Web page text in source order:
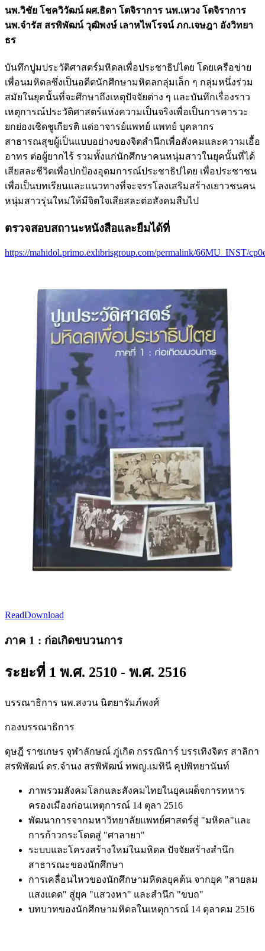
นพ.วิชัย โชควิวัฒน์ ผศ.ธิดา โตจิราการ นพ.เหวง โตจิราการ
นพ.จำรัส สรพิพัฒน์ วุฒิพงษ์ เลาหไพโรจน์ ภก.เจษฎา อังวิทยา
ธร
บันทึกปูมประวัติศาสตร์มหิดลเพื่อประชาธิปไตย โดยเครือข่าย
เพื่อนมหิดลซึ่งเป็นอดีตนักศึกษามหิดลกลุ่มเล็ก ๆ กลุ่มหนึ่งร่วม
สมัยในยุคนั้นที่จะศึกษาถึงเหตุปัจจัยต่าง ๆ และบันทึกเรื่องราว
เหตุการณ์ประวัติศาสตร์แห่งความเป็นจริงเพื่อเป็นการคารวะ
ยกย่องเชิดชูเกียรติ แด่อาจารย์แพทย์ แพทย์ บุคลากร
สาธารณสุขผู้เป็นแบบอย่างของจิตสำนึกเพื่อสังคมและความเอื้อ
อาทร ต่อผู้ยากไร้ รวมทั้งแก่นักศึกษาคนหนุ่มสาวในยุคนั้นที่ได้
เสียสละชีวิตเพื่อปกป้องอุดมการณ์ประชาธิปไตย เพื่อประชาชน
เพื่อเป็นบทเรียนและแนวทางที่จะจรรโลงเสริมสร้างเยาวชนคน
หนุ่มสาวรุ่นใหม่ให้มีจิตใจเสียสละต่อสังคมสืบไป
ตรวจสอบสถานะหนังสือและยืมได้ที่
https://mahidol.primo.exlibrisgroup.com/permalink/66MU_INST/
ReadDownload
ภาค 1 : ก่อเกิดขบวนการ
ระยะที่ 1 พ.ศ. 2510 - พ.ศ. 2516
บรรณาธิการ นพ.สงวน นิตยารัมภ์พงศ์
กองบรรณาธิการ
ดุษฎี ราชเกษร จุฬาลักษณ์ ภู่เกิด กรรณิการ์ บรรเทิงจิตร สาลิกา
สรพิพัฒน์ ดร.จำนง สรพิพัฒน์ ทพญ.เมทินี คุปพิทยานันท์
ภาพรวมสังคมโลกและสังคมไทยในยุคเผด็จการทหาร
ครองเมืองก่อนเหตุการณ์ 14 ตุลา 2516
พัฒนาการจากมหาวิทยาลัยแพทย์ศาสตร์สู่ "มหิดล"และ
การก้าวกระโดดสู่ "ศาลายา"
ระบบและโครงสร้างใหม่ในมหิดล ปัจจัยสร้างสำนึก
สาธารณะของนักศึกษา
การเคลื่อนไหวของนักศึกษามหิดลยุคต้น จากยุค "สายลม
แสงแดด" สู่ยุค "แสวงหา" และสำนึก "ขบถ"
บทบาทของนักศึกษามหิดลในเหตุการณ์ 14 ตุลาคม 2516